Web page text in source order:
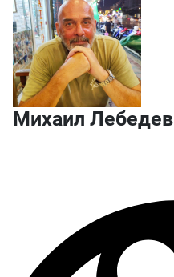
Михаил Лебедев